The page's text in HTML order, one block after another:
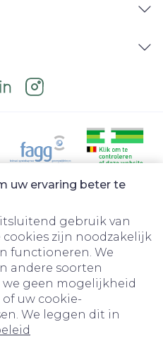
uw ervaring beter te
gebruik van
cookies zijn noodzakelijk
functioneren. We
andere soorten
we geen mogelijkheid
uw cookie-
We leggen dit in